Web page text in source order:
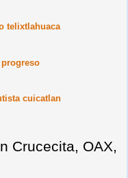
telixtlahuaca
progreso
cuicatlan
Crucecita, OAX,